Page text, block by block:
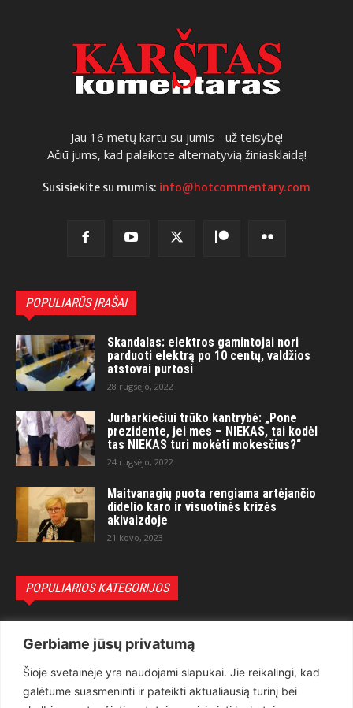
Gerbiame jūsų privatumą
Šioje svetainėje yra naudojami slapukai. Jie reikalingi, kad
galėtume suasmeninti ir pateikti aktualiausią turinį bei
Jau 16 metų kartu su jumis - už teisybę!
Ačiū jums, kad palaikote alternatyvią žiniasklaidą!
Susisiekite su mumis: info@hotcommentary.com
POPULIARŪS ĮRAŠAI
Skandalas: elektros gamintojai nori
parduoti elektrą po 10 centų, valdžios
atstovai purtosi
28 rugsėjo, 2022
Jurbarkiečiui trūko kantrybė: „Pone
prezidente, jei mes – NIEKAS, tai kodėl
tas NIEKAS turi mokėti mokesčius?“
24 rugsėjo, 2022
Maitvanagių puota rengiama artėjančio
didelio karo ir visuotinės krizės
akivaizdoje
21 kovo, 2023
POPULIARIOS KATEGORIJOS
Teisėsauga
1497
Aktualu